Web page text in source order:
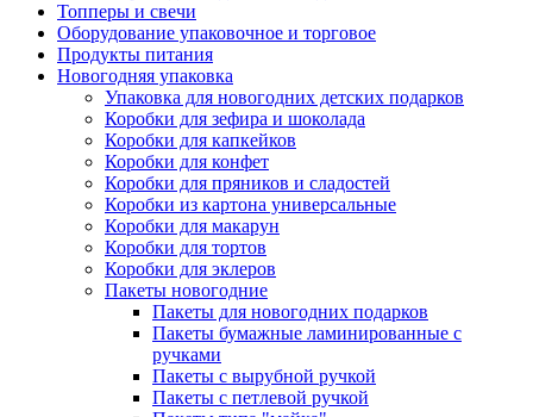
Топперы и свечи
Оборудование упаковочное и торговое
Продукты питания
Новогодняя упаковка
Упаковка для новогодних детских подарков
Коробки для зефира и шоколада
Коробки для капкейков
Коробки для конфет
Коробки для пряников и сладостей
Коробки из картона универсальные
Коробки для макарун
Коробки для тортов
Коробки для эклеров
Пакеты новогодние
Пакеты для новогодних подарков
Пакеты бумажные ламинированные с
ручками
Пакеты с вырубной ручкой
Пакеты с петлевой ручкой